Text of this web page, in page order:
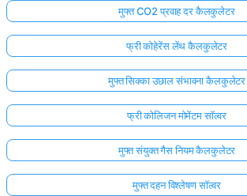
मुफ्त CO2 प्रवाह दर कैलकुलेटर
फ्री कोहेरेंस लेंथ कैलकुलेटर
मुफ्त सिक्का उछाल संभावना कैलकुलेटर
फ्री कोलिजन मोमेंटम सॉल्वर
मुफ्त संयुक्त गैस नियम कैलकुलेटर
मुफ्त दहन विश्लेषण सॉल्वर